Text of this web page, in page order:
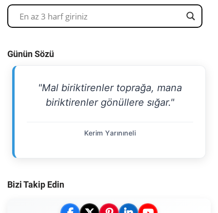
Günün Sözü
"Mal biriktirenler toprağa, mana
biriktirenler gönüllere sığar."
Kerim Yarınıneli
Bizi Takip Edin